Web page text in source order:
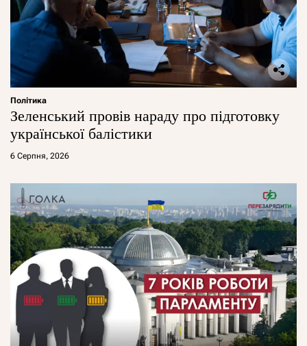
Політика
Зеленський провів нараду про підготовку
української балістики
6 Серпня, 2026